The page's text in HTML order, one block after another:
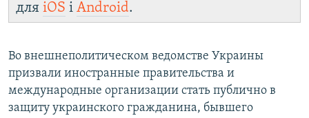
для iOS і Android.
Во внешнеполитическом ведомстве Украины
призвали иностранные правительства и
международные организации стать публично в
защиту украинского гражданина, бывшего